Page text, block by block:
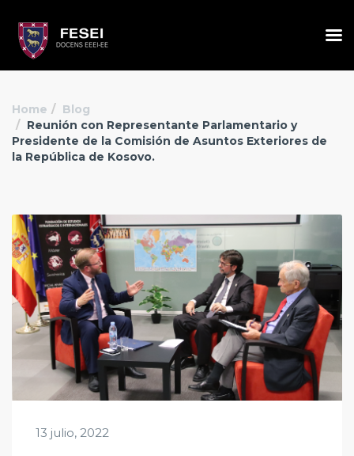
Home
Blog
Reunión con Representante Parlamentario y
Presidente de la Comisión de Asuntos Exteriores de
la República de Kosovo.
13 julio, 2022